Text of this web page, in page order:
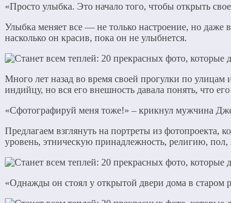
«Просто улыбка. Это начало того, чтобы открыть
Улыбка меняет все — не только настроение, но даже
насколько он красив, пока он не улыбнется.
Много лет назад во время своей прогулки по
индийцу, но вся его внешность давала понять, что
«Сфотографируй меня тоже!» – крикнул мужчина
Предлагаем взглянуть на портреты из фотопроекта,
уровень, этническую принадлежность, религию, пол,
«Однажды он стоял у открытой двери дома в